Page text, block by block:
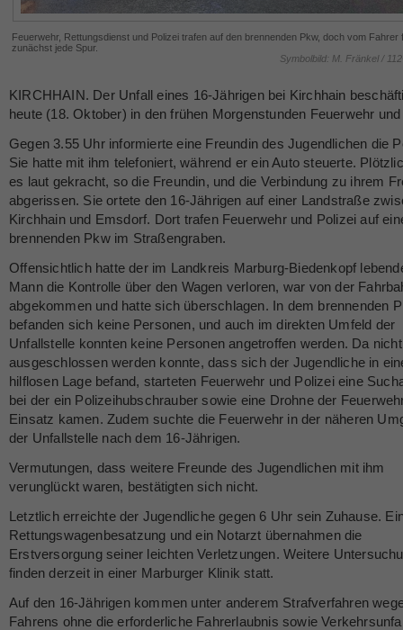
Feuerwehr, Rettungsdienst und Polizei trafen auf den brennenden Pkw, doch vom Fahrer
zunächst jede Spur.
Symbolbild: M. Fränkel /
KIRCHHAIN. Der Unfall eines 16-Jährigen bei Kirchhain
heute (18. Oktober) in den frühen Morgenstunden Feuerwehr
Gegen 3.55 Uhr informierte eine Freundin des Jugendlichen die
Sie hatte mit ihm telefoniert, während er ein Auto steuerte.
es laut gekracht, so die Freundin, und die Verbindung zu ihrem
abgerissen. Sie ortete den 16-Jährigen auf einer Landstraße
Kirchhain und Emsdorf. Dort trafen Feuerwehr und Polizei auf
brennenden Pkw im Straßengraben.
Offensichtlich hatte der im Landkreis Marburg-Biedenkopf
Mann die Kontrolle über den Wagen verloren, war von der
abgekommen und hatte sich überschlagen. In dem brennenden
befanden sich keine Personen, und auch im direkten Umfeld der
Unfallstelle konnten keine Personen angetroffen werden. Da nicht
ausgeschlossen werden konnte, dass sich der Jugendliche in
hilflosen Lage befand, starteten Feuerwehr und Polizei eine
bei der ein Polizeihubschrauber sowie eine Drohne der
Einsatz kamen. Zudem suchte die Feuerwehr in der näheren
der Unfallstelle nach dem 16-Jährigen.
Vermutungen, dass weitere Freunde des Jugendlichen mit ihm
verunglückt waren, bestätigten sich nicht.
Letztlich erreichte der Jugendliche gegen 6 Uhr sein Zuhause.
Rettungswagenbesatzung und ein Notarzt übernahmen die
Erstversorgung seiner leichten Verletzungen. Weitere
finden derzeit in einer Marburger Klinik statt.
Auf den 16-Jährigen kommen unter anderem Strafverfahren
Fahrens ohne die erforderliche Fahrerlaubnis sowie